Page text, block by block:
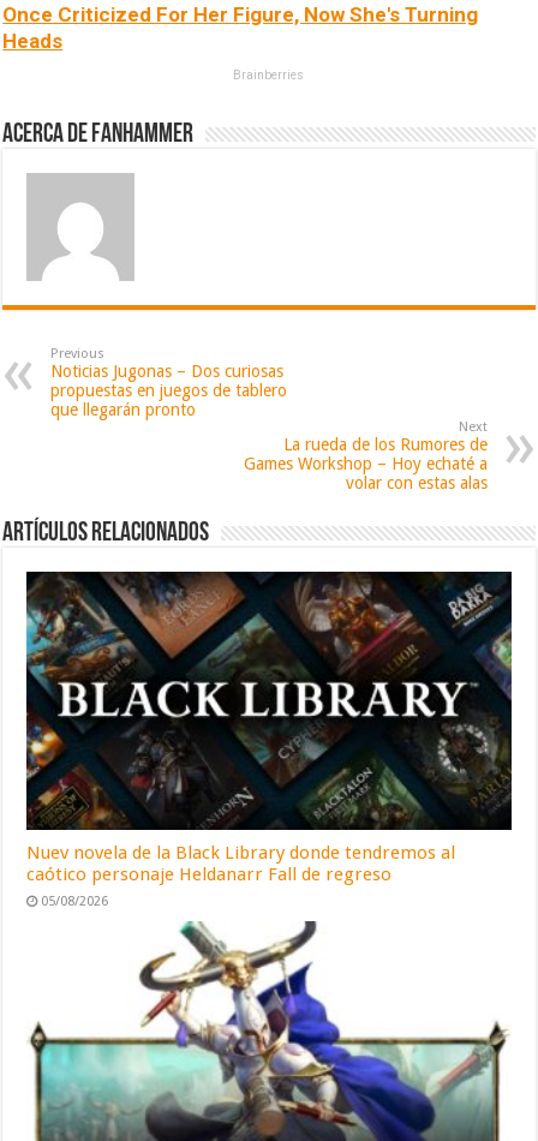
Once Criticized For Her Figure, Now She's Turning
Heads
Brainberries
Acerca de fanhammer
Previous
Noticias Jugonas – Dos curiosas
propuestas en juegos de tablero
que llegarán pronto
Next
La rueda de los Rumores de
Games Workshop – Hoy echaté a
volar con estas alas
Artículos relacionados
Nuev novela de la Black Library donde tendremos al
caótico personaje Heldanarr Fall de regreso
05/08/2026